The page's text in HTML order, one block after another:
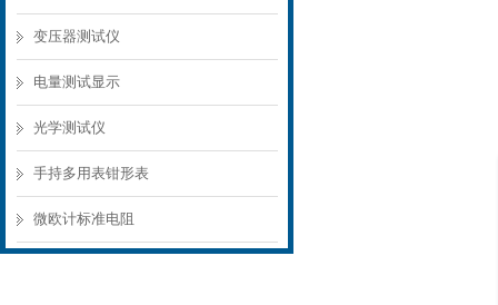
变压器测试仪
电量测试显示
光学测试仪
手持多用表钳形表
微欧计标准电阻